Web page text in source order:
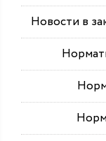
Новости в